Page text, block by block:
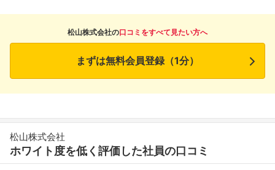
松山株式会社の口コミをすべて見たい方へ
まずは無料会員登録（1分）
松山株式会社
ホワイト度を低く評価した社員の口コミ